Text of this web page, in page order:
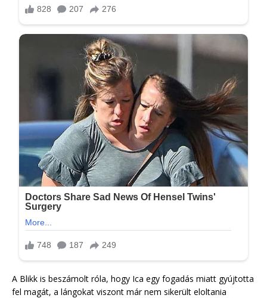
A Blikk is beszámolt róla, hogy Ica egy fogadás miatt gyújtotta
fel magát, a lángokat viszont már nem sikerült eloltania